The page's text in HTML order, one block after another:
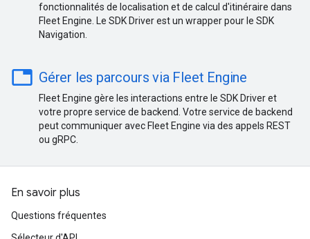
fonctionnalités de localisation et de calcul d'itinéraire dans
Fleet Engine. Le SDK Driver est un wrapper pour le SDK
Navigation.
table
Gérer les parcours via Fleet Engine
Fleet Engine gère les interactions entre le SDK Driver et
votre propre service de backend. Votre service de backend
peut communiquer avec Fleet Engine via des appels REST
ou gRPC.
En savoir plus
Questions fréquentes